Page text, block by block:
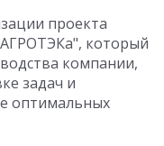
проекта
который
компании,
задач и
оптимальных